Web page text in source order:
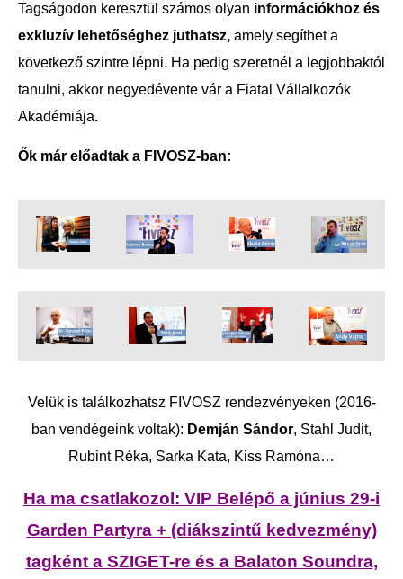
Tagságodon keresztül számos olyan információkhoz és
exkluzív lehetőséghez juthatsz, amely segíthet a
következő szintre lépni. Ha pedig szeretnél a legjobbaktól
tanulni, akkor negyedévente vár a Fiatal Vállalkozók
Akadémiája.
Ők már előadtak a FIVOSZ-ban:
Velük is találkozhatsz FIVOSZ rendezvényeken (2016-
ban vendégeink voltak): Demján Sándor, Stahl Judit,
Rubint Réka, Sarka Kata, Kiss Ramóna…
Ha ma csatlakozol: VIP Belépő a június 29-i
Garden Partyra + (diákszintű kedvezmény)
tagként a SZIGET-re és a Balaton Soundra,